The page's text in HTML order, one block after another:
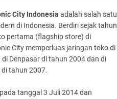
City Indonesia adalah salah satu
di Indonesia. Berdiri sejak tahun
pertama (flagship store) di
City memperluas jaringan toko di
Denpasar di tahun 2004 dan di
tahun 2007.
tanggal 3 Juli 2014 dan